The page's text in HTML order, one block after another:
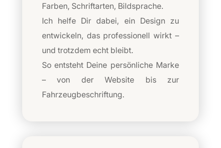
Farben, Schriftarten, Bildsprache.
Ich helfe Dir dabei, ein Design zu
entwickeln, das professionell wirkt –
und trotzdem echt bleibt.
So entsteht Deine persönliche Marke
– von der Website bis zur
Fahrzeugbeschriftung.